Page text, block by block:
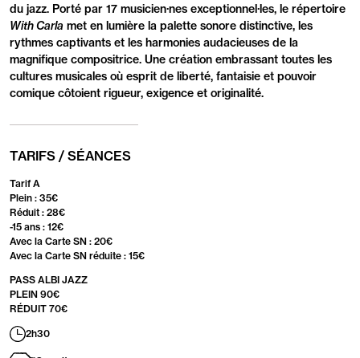
du jazz. Porté par 17 musicien·nes exceptionnel·les, le répertoire
With Carla met en lumière la palette sonore distinctive, les
rythmes captivants et les harmonies audacieuses de la
magnifique compositrice. Une création embrassant toutes les
cultures musicales où esprit de liberté, fantaisie et pouvoir
comique côtoient rigueur, exigence et originalité.
TARIFS / SÉANCES
Tarif A
Plein : 35€
Réduit : 28€
-15 ans : 12€
Avec la Carte SN : 20€
Avec la Carte SN réduite : 15€
PASS ALBI JAZZ
PLEIN 90€
RÉDUIT 70€
2h30